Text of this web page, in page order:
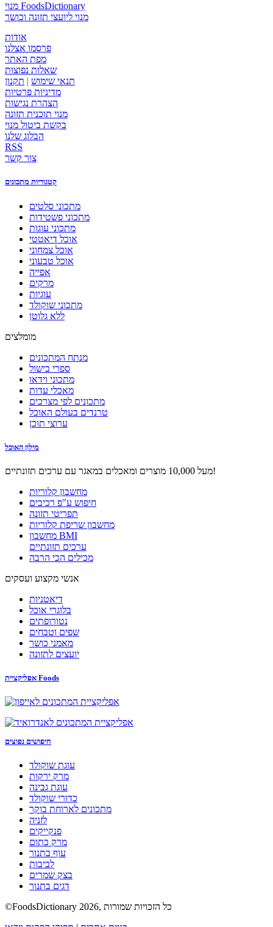
מנוי FoodsDictionary
מנוי ליועצי תזונה וכושר
אודות
פרסמו אצלנו
מפת האתר
שאלות נפוצות
תנאי שימוש | תקנון
מדיניות פרטיות
הצהרת נגישות
מנוי תוכנית תזונה
בקשת ביטול מנוי
הבלוג שלנו
RSS
צור קשר
קטגוריות מתכונים
מתכוני סלטים
מתכוני פשטידות
מתכוני עוגות
אוכל דיאטטי
אוכל צמחוני
אוכל טבעוני
אפייה
מרקים
עוגיות
מתכוני שוקולד
ללא גלוטן
מומלצים
מנתח המתכונים
ספרי בישול
מתכוני וידאו
מאכלי עדות
מתכונים לפי מצרכים
טרנדים בעולם האוכל
ערוצי תוכן
מילון האוכל
מעל 10,000 מוצרים ומאכלים במאגר עם ערכים תזונתיים!
מחשבון קלוריות
חיפוש ע"פ רכיבים
תפריטי תזונה
מחשבון שריפת קלוריות
מחשבון BMI
ערכים תזונתיים
מכילים הכי הרבה
אנשי מקצוע ועסקים
דיאטניות
בלוגרי אוכל
נטורופתים
שפים וטבחים
מאמני כושר
יועצים לתזונה
אפליקציית Foods
חיפושים נפוצים
עוגת שוקולד
מרק ירקות
עוגת גבינה
כדורי שוקולד
מתכונים לארוחת בוקר
לזניה
פנקייקים
מרק כתום
עוף בתנור
לביבות
בצק שמרים
דגים בתנור
©FoodsDictionary 2026, כל הזכויות שמורות